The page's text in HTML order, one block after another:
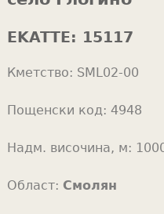
r
m
e
e
EKATTE: 15117
Кметство: SML02-00
Пощенски код: 4948
Надм. височина, м:
Област: Смолян